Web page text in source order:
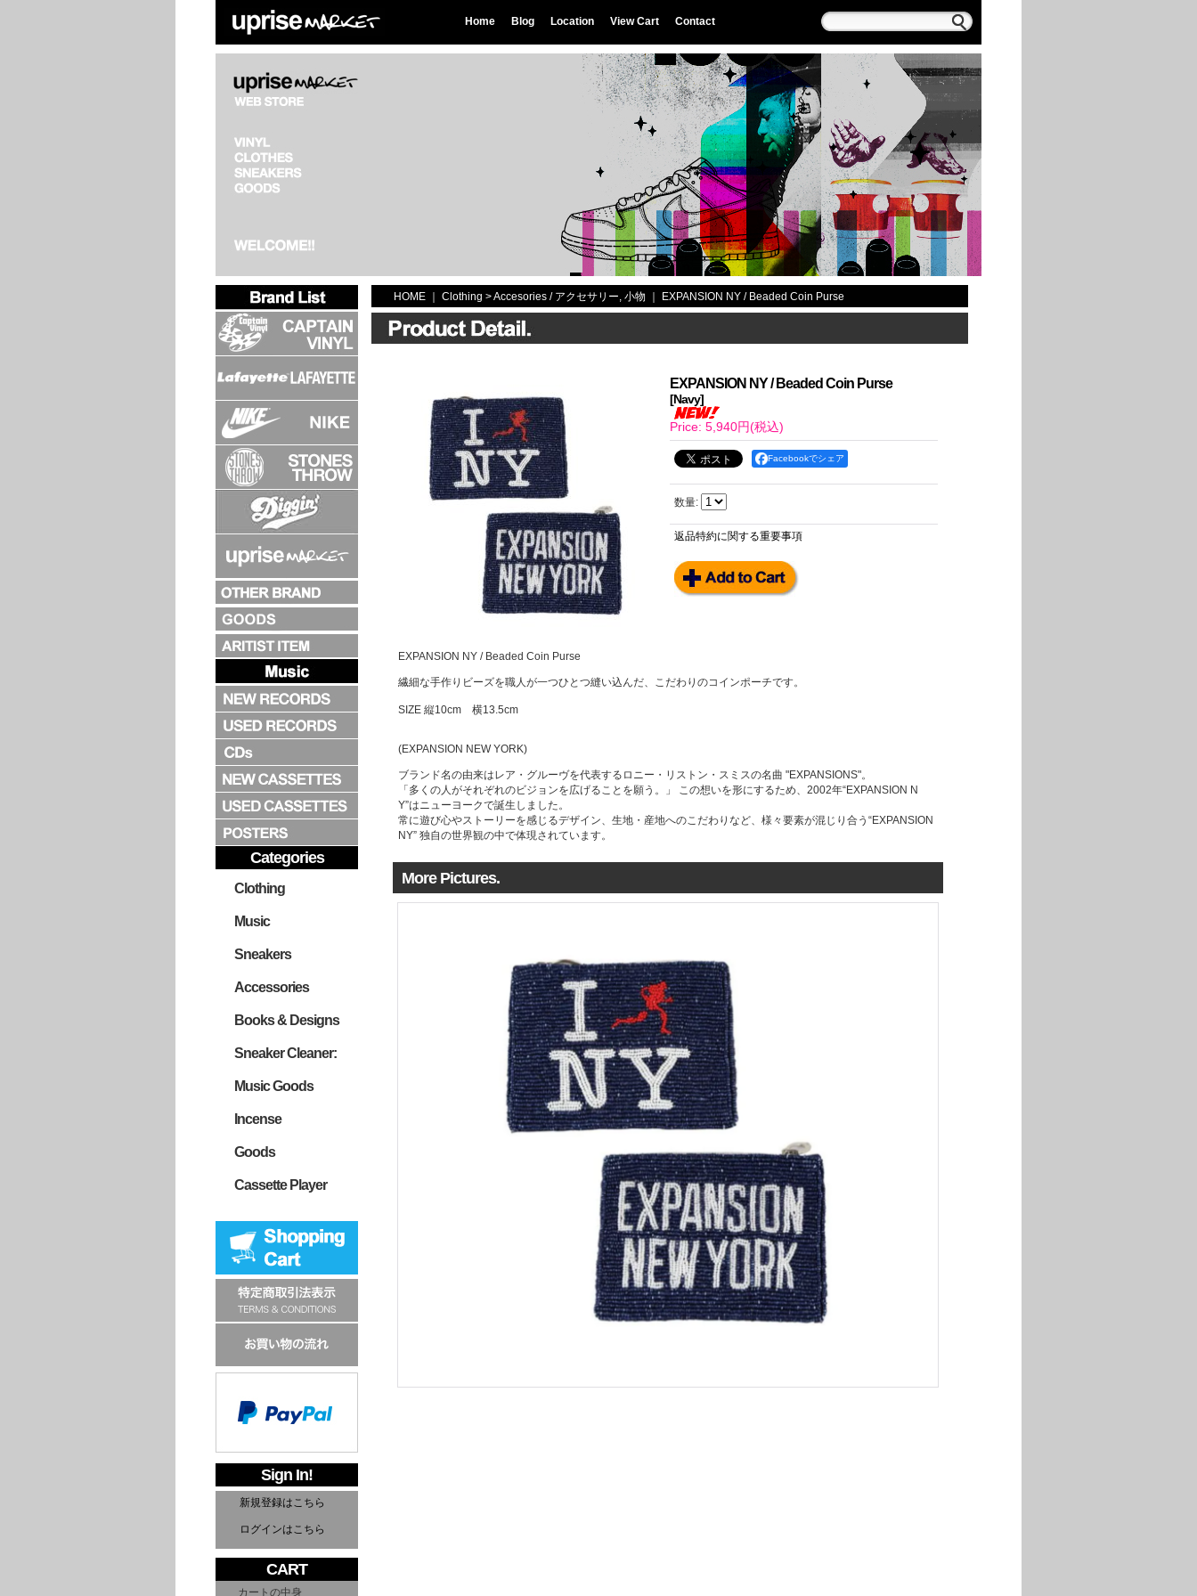
Home Blog Location View Cart Contact
Categories
Clothing
Music
Sneakers
Accessories
Books & Designs
Sneaker Cleaner:
Music Goods
Incense
Goods
Cassette Player
Sign In!
新規登録はこちら
ログインはこちら
CART
カートの中身
HOME ｜ Clothing >Accesories / アクセサリー, 小物 EXPANSION NY / Beaded Coin Purse
EXPANSION NY / Beaded Coin Purse
[Navy]
Price: 5,940円(税込)
Facebookでシェア
数量:
返品特約に関する重要事項
EXPANSION NY / Beaded Coin Purse
繊細な手作りビーズを職人が一つひとつ縫い込んだ、こだわりのコインポーチです。
SIZE 縦10cm 横13.5cm
(EXPANSION NEW YORK)
ブランド名の由来はレア・グルーヴを代表するロニー・リストン・スミスの名曲 "EXPANSIONS"。
「多くの人がそれぞれのビジョンを広げることを願う。」 この想いを形にするため、2002年“EXPANSION N
Y”はニューヨークで誕生しました。
常に遊び心やストーリーを感じるデザイン、生地・産地へのこだわりなど、様々要素が混じり合う“EXPANSION
NY” 独自の世界観の中で体現されています。
More Pictures.